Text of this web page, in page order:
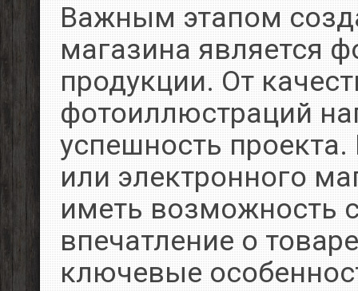
Важным этапом
магазина является
продукции. От
фотоиллюстраций
успешность проекта.
или электронного
иметь возможность
впечатление о
ключевые